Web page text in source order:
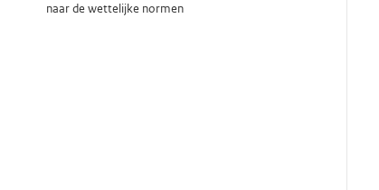
naar de wettelijke normen